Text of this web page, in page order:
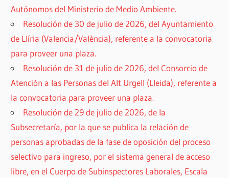
Autónomos del Ministerio de Medio Ambiente.
Resolución de 30 de julio de 2026, del Ayuntamiento
de Llíria (Valencia/València), referente a la convocatoria
para proveer una plaza.
Resolución de 31 de julio de 2026, del Consorcio de
Atención a las Personas del Alt Urgell (Lleida), referente a
la convocatoria para proveer una plaza.
Resolución de 29 de julio de 2026, de la
Subsecretaría, por la que se publica la relación de
personas aprobadas de la fase de oposición del proceso
selectivo para ingreso, por el sistema general de acceso
libre, en el Cuerpo de Subinspectores Laborales, Escala